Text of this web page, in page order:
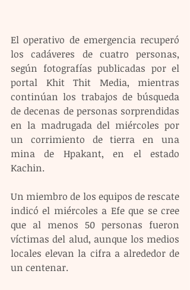
El operativo de emergencia recuperó
los cadáveres de cuatro personas,
según fotografías publicadas por el
portal Khit Thit Media, mientras
continúan los trabajos de búsqueda
de decenas de personas sorprendidas
en la madrugada del miércoles por
un corrimiento de tierra en una
mina de Hpakant, en el estado
Kachin.
Un miembro de los equipos de rescate
indicó el miércoles a Efe que se cree
que al menos 50 personas fueron
víctimas del alud, aunque los medios
locales elevan la cifra a alrededor de
un centenar.